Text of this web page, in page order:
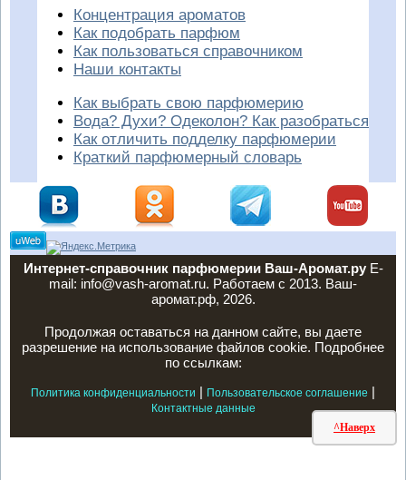
^Наверх
Концентрация ароматов
Как подобрать парфюм
Как пользоваться справочником
Наши контакты
Как выбрать свою парфюмерию
Вода? Духи? Одеколон? Как разобраться
Как отличить подделку парфюмерии
Краткий парфюмерный словарь
Интернет-справочник парфюмерии Ваш-Аромат.руE-
mail: info@vash-aromat.ru. Работаем с 2013. Ваш-
аромат.рф, 2026.
Продолжая оставаться на данном сайте, вы даете
разрешение на использование файлов cookie. Подробнее
по ссылкам:
Политика конфиденциальности Пользовательское соглашение
Контактные данные